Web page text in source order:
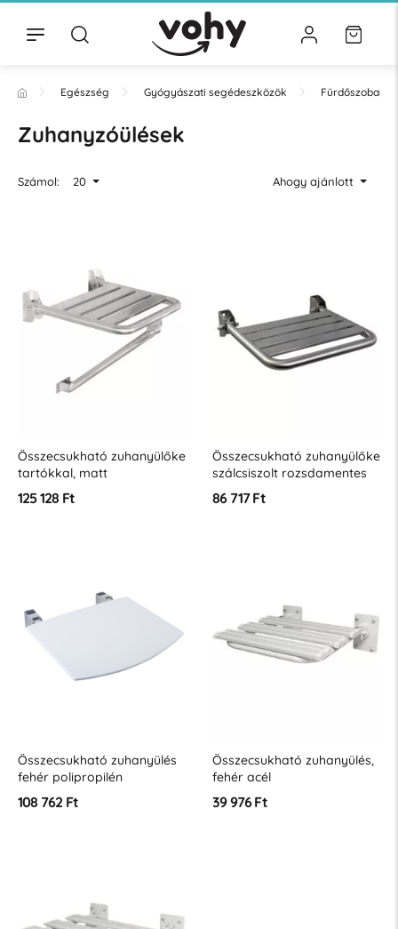
Egészség Gyógyászati segédeszközök Fürdőszobai
Zuhanyzóülések
Számol: 20 Ahogy ajánlott
Összecsukható zuhanyülőke
tartókkal, matt
rozsdamentes acél
125 128 Ft
Összecsukható zuhanyülőke
szálcsiszolt rozsdamentes
acélból
86 717 Ft
Összecsukható zuhanyülés
fehér polipropilén
platformmal
108 762 Ft
Összecsukható zuhanyülés,
fehér acél
39 976 Ft